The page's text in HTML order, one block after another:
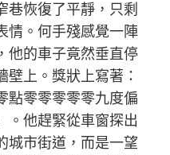
巷恢復了平靜，只剩
情。何手殘感覺一陣
他的車子竟然垂直停
上。獎狀上寫著：
點零零零零零九度偏
。他趕緊從車窗探出
城市街道，而是一望